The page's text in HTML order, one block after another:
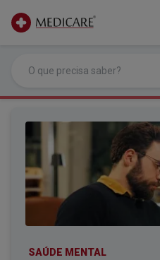
SAÚDE MENTAL